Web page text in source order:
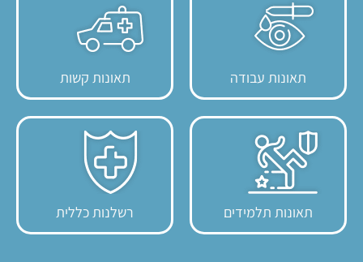
תאונות עבודה תאונות קשות
תאונות תלמידים רשלנות כללית